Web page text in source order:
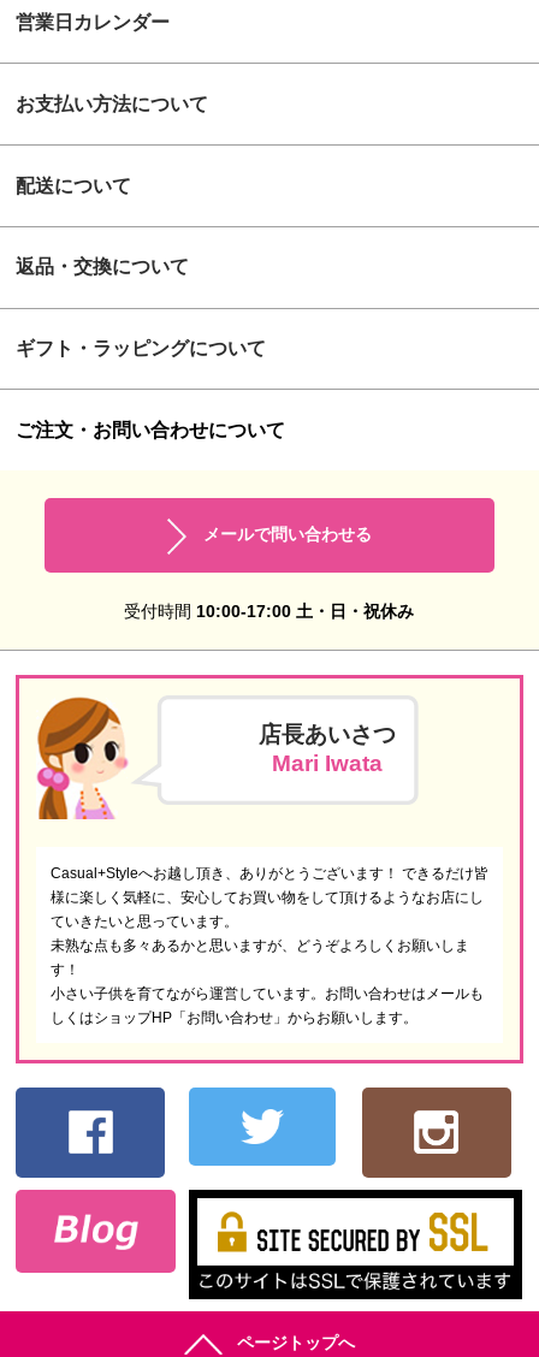
営業日カレンダー
お支払い方法について
配送について
返品・交換について
ギフト・ラッピングについて
ご注文・お問い合わせについて
メールで問い合わせる
受付時間 10:00-17:00 土・日・祝休み
店長あいさつ
Mari Iwata
Casual+Styleへお越し頂き、ありがとうございます！ できるだけ皆
様に楽しく気軽に、安心してお買い物をして頂けるようなお店にし
ていきたいと思っています。
未熟な点も多々あるかと思いますが、どうぞよろしくお願いしま
す！
小さい子供を育てながら運営しています。お問い合わせはメールも
しくはショップHP「お問い合わせ」からお願いします。
ページトップへ